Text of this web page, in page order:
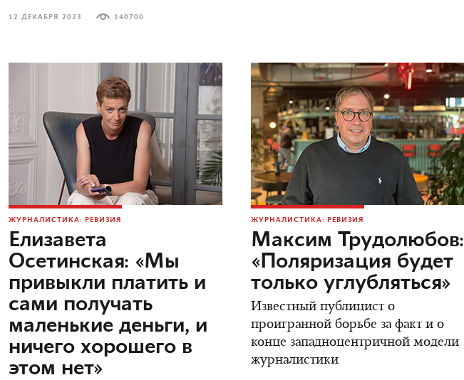
12 ДЕКАБРЯ 2023 140700
ЖУРНАЛИСТИКА: РЕВИЗИЯ
Елизавета
Осетинская: «Мы
привыкли платить и
сами получать
маленькие деньги, и
ничего хорошего в
этом нет»
ЖУРНАЛИСТИКА: РЕВИЗИЯ
Максим Трудолюбов:
«Поляризация будет
только углубляться»
Известный публицист о
проигранной борьбе за факт и о
конце западноцентричной модели
журналистики